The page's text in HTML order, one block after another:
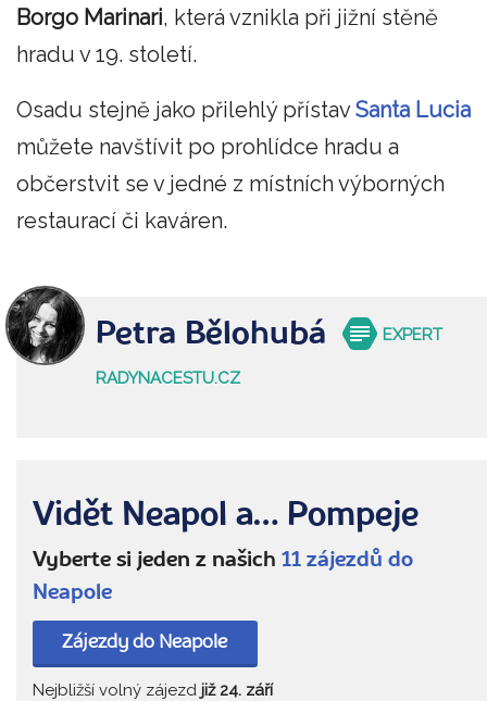
Borgo Marinari, která vznikla při jižní stěně
hradu v 19. století.
Osadu stejně jako přilehlý přístav Santa Lucia
můžete navštívit po prohlídce hradu a
občerstvit se v jedné z místních výborných
restaurací či kaváren.
Petra Bělohubá EXPERT
RADYNACESTU.CZ
Vidět Neapol a… Pompeje
Vyberte si jeden z našich 11 zájezdů do
Neapole
Zájezdy do Neapole
Nejbližší volný zájezd již 24. září